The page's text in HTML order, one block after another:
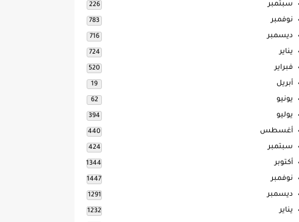
سبتمبر 226
نوفمبر 783
ديسمبر 716
يناير 724
فبراير 520
أبريل 19
يونيو 62
يوليو 394
أغسطس 440
سبتمبر 424
أكتوبر 1344
نوفمبر 1447
ديسمبر 1291
يناير 1232